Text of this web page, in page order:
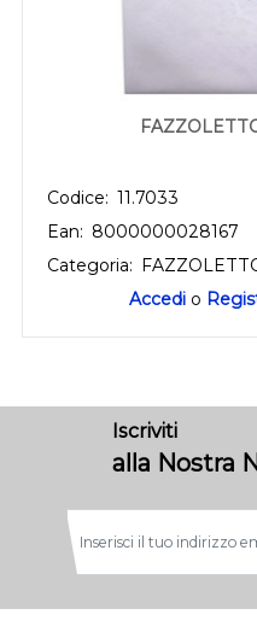
Codice: 11.7033
Ean: 8000000028167
Categoria:
Accedi o
Iscriviti
alla Nostra